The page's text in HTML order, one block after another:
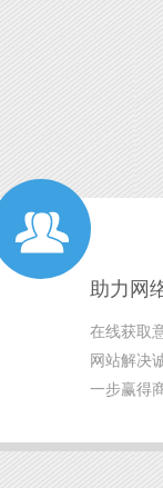
助力网
在线获取
网站解决
一步赢得